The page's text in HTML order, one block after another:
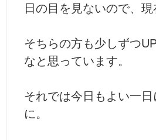
日の目を見ないので、現
そちらの方も少しずつ
なと思っています。
それでは今日もよい一日
に。